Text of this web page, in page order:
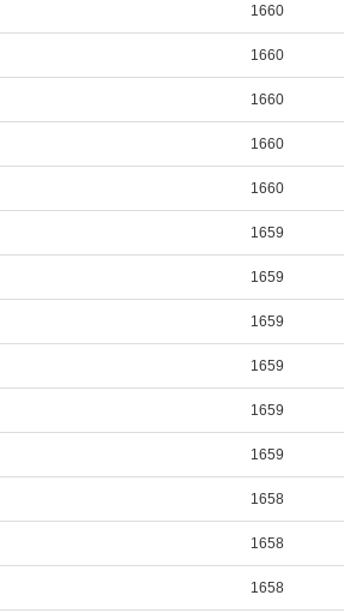
1660
1660
1660
1660
1660
1659
1659
1659
1659
1659
1659
1658
1658
1658